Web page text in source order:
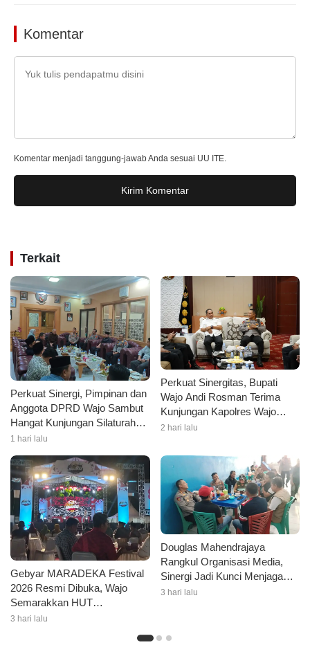
Komentar
Komentar menjadi tanggung-jawab Anda sesuai UU ITE.
Kirim Komentar
Terkait
Perkuat Sinergi, Pimpinan dan
Anggota DPRD Wajo Sambut
Hangat Kunjungan Silaturahmi
Kapolres Wajo yang Baru
1 hari lalu
Perkuat Sinergitas, Bupati
Wajo Andi Rosman Terima
Kunjungan Kapolres Wajo
AKBP Douglas Mahendrajaya
2 hari lalu
Gebyar MARADEKA Festival
2026 Resmi Dibuka, Wajo
Semarakkan HUT
Kemerdekaan dengan Ragam
3 hari lalu
Douglas Mahendrajaya
Rangkul Organisasi Media,
Sinergi Jadi Kunci Menjaga
Kondusivitas Wajo
3 hari lalu